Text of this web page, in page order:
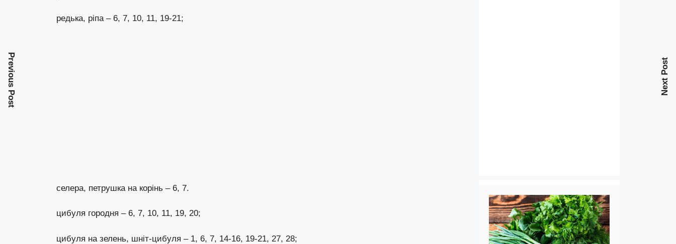
редька, ріпа – 6, 7, 10, 11, 19-21;
селера, петрушка на корінь – 6, 7.
цибуля городня – 6, 7, 10, 11, 19, 20;
цибуля на зелень, шніт-цибуля – 1, 6, 7, 14-16, 19-21, 27, 28;
Previous Post Next Post